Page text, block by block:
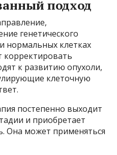
подход
генетического
нормальных клетках
корректировать
к развитию опухоли,
клеточную
постепенно выходит
и приобретает
Она может применяться